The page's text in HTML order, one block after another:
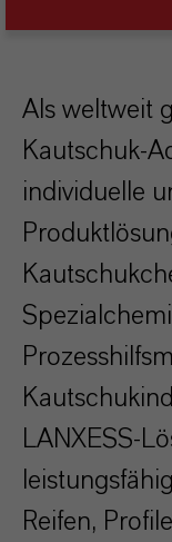
Als weltweit
Kautschuk-
individuelle
LANXESS-
Reifen,